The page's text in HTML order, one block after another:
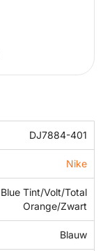
DJ7884-401
Nike
Blue Tint/Volt/Total
Orange/Zwart
Blauw